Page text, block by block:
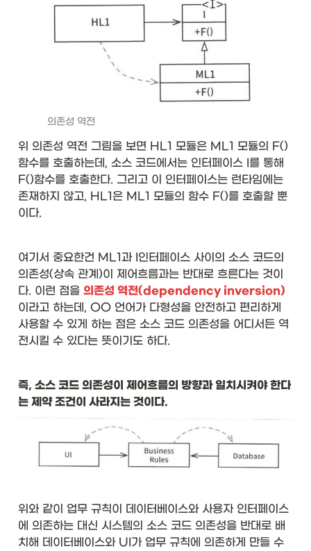
의존성 역전
위 의존성 역전 그림을 보면 HL1 모듈은 ML1 모듈의 F()
함수를 호출하는데, 소스 코드에서는 인터페이스 I를 통해
F()함수를 호출한다. 그리고 이 인터페이스는 런타임에는
존재하지 않고, HL1은 ML1 모듈의 함수 F()를 호출할 뿐
이다.
여기서 중요한건 ML1과 I인터페이스 사이의 소스 코드의
의존성(상속 관계)이 제어흐름과는 반대로 흐른다는 것이
다. 이런 점을
이라고 하는데, OO 언어가 다형성을 안전하고 편리하게
사용할 수 있게 하는 점은 소스 코드 의존성을 어디서든 역
전시킬 수 있다는 뜻이기도 하다.
즉, 소스 코드 의존성이 제어흐름의 방향과 일치시켜야 한다
는 제약 조건이 사라지는 것이다.
위와 같이 업무 규칙이 데이터베이스와 사용자 인터페이스
에 의존하는 대신 시스템의 소스 코드 의존성을 반대로 배
치해 데이터베이스와 UI가 업무 규칙에 의존하게 만들 수